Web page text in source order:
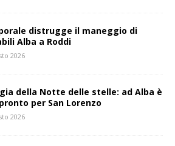
distrugge il maneggio di
Alba a Roddi
2026
della Notte delle stelle: ad Alba è
per San Lorenzo
2026